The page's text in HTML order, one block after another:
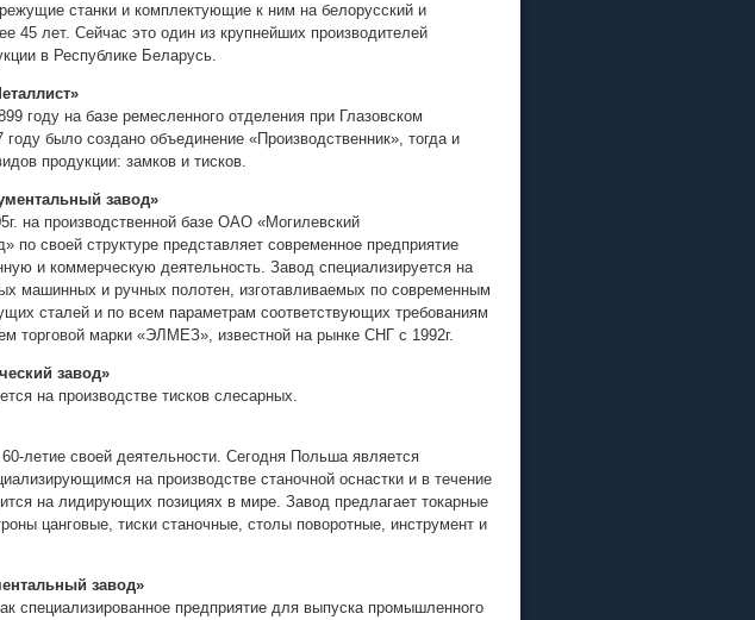
станки и комплектующие к ним на белорусский и
45 лет. Сейчас это один из крупнейших производителей
в Республике Беларусь.
году на базе ремесленного отделения при Глазовском
было создано объединение «Производственник», тогда и
продукции: замков и тисков.
завод»
на производственной базе ОАО «Могилевский
по своей структуре представляет современное предприятие
и коммерческую деятельность. Завод специализируется на
машинных и ручных полотен, изготавливаемых по современным
сталей и по всем параметрам соответствующих требованиям
торговой марки «ЭЛМЕЗ», известной на рынке СНГ с 1992г.
завод»
на производстве тисков слесарных.
60-летиесвоей деятельности. Сегодня Польша является
на производстве станочной оснастки и в течение
на лидирующих позициях в мире. Завод предлагает токарные
цанговые, тиски станочные, столы поворотные, инструмент и
завод»
специализированное предприятие для выпуска промышленного